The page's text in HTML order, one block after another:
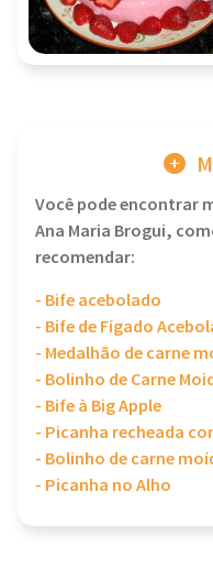
Você pode encontrar
Ana Maria Brogui,
recomendar:
- Bife acebolado
- Bife de Fígado
- Medalhão de carne
- Bolinho de Carne
- Bife à Big Apple
- Picanha recheada
- Bolinho de carne
- Picanha no Alho